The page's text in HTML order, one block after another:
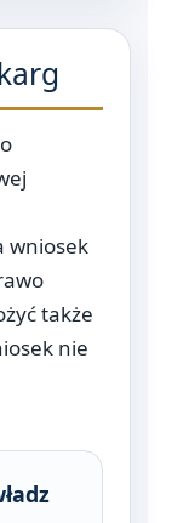
wniosek
także
nie